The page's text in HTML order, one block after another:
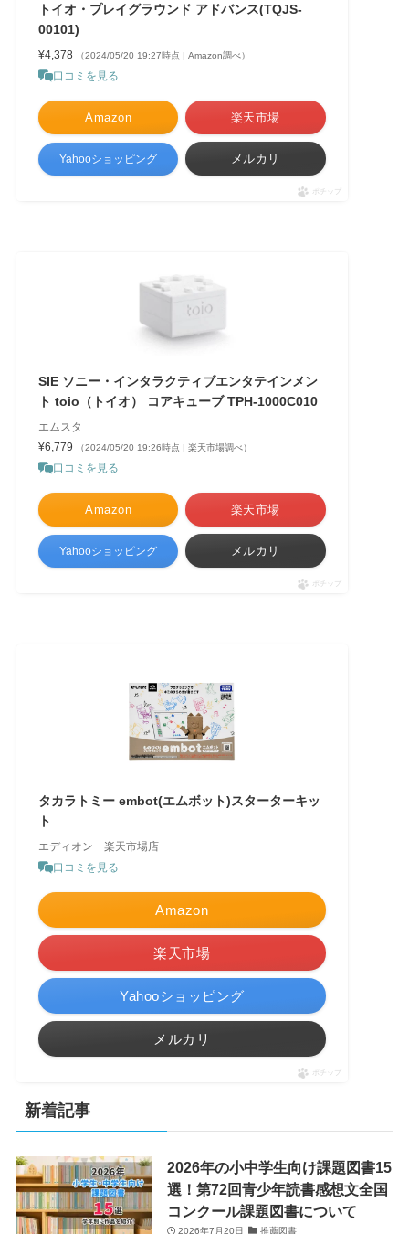
トイオ・プレイグラウンド アドバンス(TQJS-
00101)
¥4,378 （2024/05/20 19:27時点 | Amazon調べ）
口コミを見る
Amazon 楽天市場
Yahooショッピング メルカリ
ポチップ
SIE ソニー・インタラクティブエンタテインメン
ト toio（トイオ） コアキューブ TPH-1000C010
エムスタ
¥6,779
（2024/05/20 19:26時点 | 楽天市場調べ）
口コミを見る
Amazon 楽天市場
Yahooショッピング メルカリ
ポチップ
タカラトミー embot(エムボット)スターターキッ
ト
エディオン 楽天市場店
口コミを見る
Amazon
楽天市場
Yahooショッピング
メルカリ
ポチップ
新着記事
2026年の小中学生向け課題図書15
選！第72回青少年読書感想文全国
コンクール課題図書について
2026年7月20日 推薦図書